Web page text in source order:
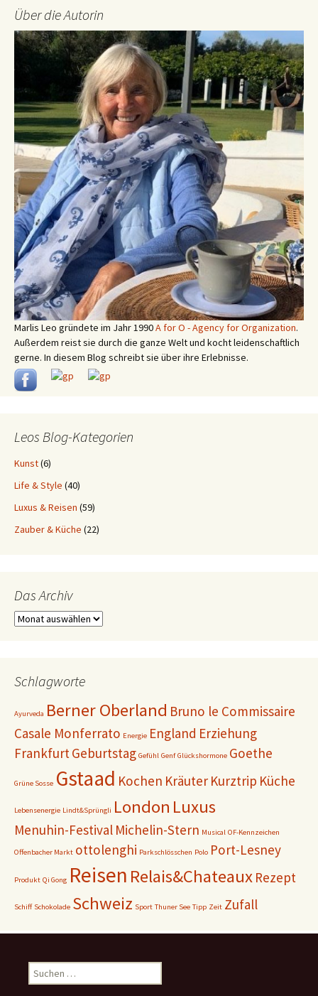
Über die Autorin
Marlis Leo gründete im Jahr 1990A for O - Agency for Organization.
Außerdem reist sie durch die ganze Welt und kocht leidenschaftlich
gerne. In diesem Blog schreibt sie über ihre Erlebnisse.
Leos Blog-Kategorien
Kunst(6)
Life & Style (40)
Luxus & Reisen (59)
Zauber & Küche (22)
Das Archiv
Das
Schlagworte
Ayurveda Berner Oberland Bruno le Commissaire
Casale Monferrato Energie England Erziehung
FrankfurtGeburtstag Gefühl Genf Glückshormone Goethe
Grüne Sosse Gstaad Kochen Kräuter Kurztrip Küche
Lebensenergie Lindt&Sprüngli London Luxus
Menuhin-Festival Michelin-Stern Musical OF-Kennzeichen
Offenbacher Markt ottolenghi Parkschlösschen Polo Port-Lesney
Produkt Qi Gong Reisen Relais&Chateaux Rezept
Schiff Schokolade Schweiz Sport Thuner See Tipp Zeit Zufall
Suchen
nach: